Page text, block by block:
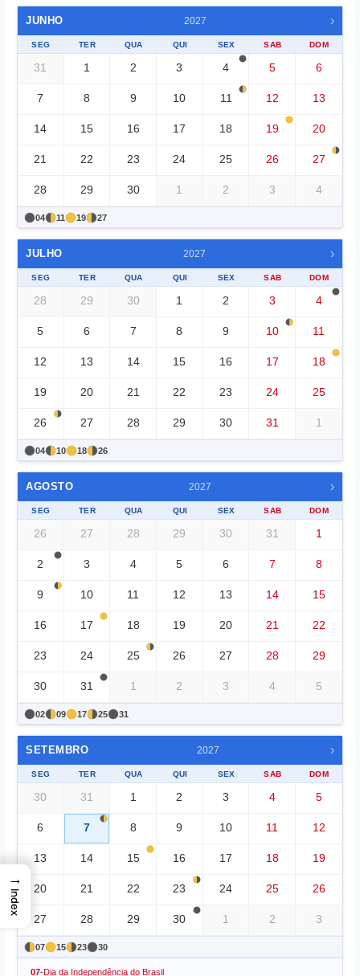
JUNHO 2027 ›
SEG TER QUA QUI SEX SAB DOM
31 1 2 3 4 5 6
7 8 9 10 11 12 13
14 15 16 17 18 19 20
21 22 23 24 25 26 27
28 29 30 1 2 3 4
04 11 19 27
JULHO 2027 ›
SEG TER QUA QUI SEX SAB DOM
28 29 30 1 2 3 4
5 6 7 8 9 10 11
12 13 14 15 16 17 18
19 20 21 22 23 24 25
26 27 28 29 30 31 1
04 10 18 26
AGOSTO 2027 ›
SEG TER QUA QUI SEX SAB DOM
26 27 28 29 30 31 1
2 3 4 5 6 7 8
9 10 11 12 13 14 15
16 17 18 19 20 21 22
23 24 25 26 27 28 29
30 31 1 2 3 4 5
02 09 17 25 31
SETEMBRO 2027 ›
SEG TER QUA QUI SEX SAB DOM
30 31 1 2 3 4 5
6 7 8 9 10 11 12
13 14 15 16 17 18 19
20 21 22 23 24 25 26
27 28 29 30 1 2 3
07 15 23 30
07-Dia da Independência do Brasil
→
Index